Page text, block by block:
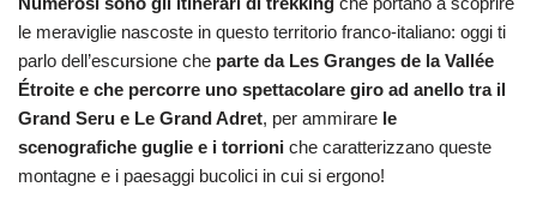
le meraviglie nascoste in questo territorio franco-italiano: oggi ti
parlo dell’escursione che parte da Les Granges de la Vallée
Étroite e che percorre uno spettacolare giro ad anello tra il
Grand Seru e Le Grand Adret, per ammirare le
scenografiche guglie e i torrioni che caratterizzano queste
montagne e i paesaggi bucolici in cui si ergono!